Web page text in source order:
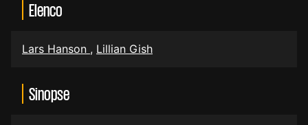
Elenco
Lars Hanson , Lillian Gish
Sinopse